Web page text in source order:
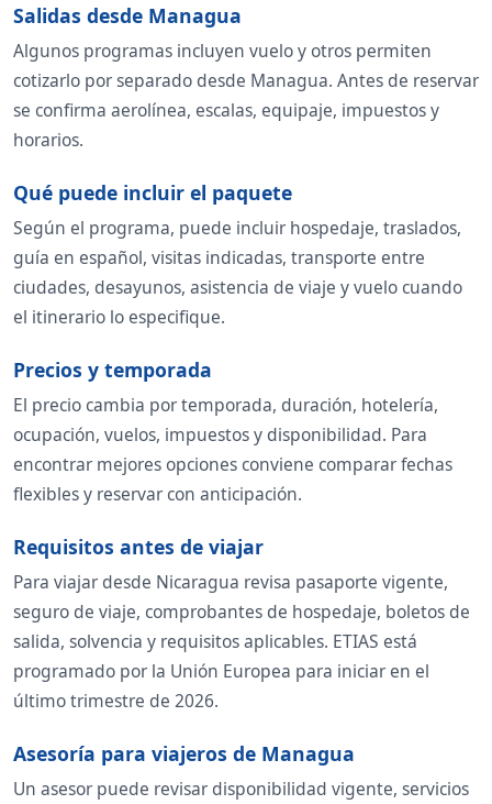
Salidas desde Managua
Algunos programas incluyen vuelo y otros permiten
cotizarlo por separado desde Managua. Antes de reservar
se confirma aerolínea, escalas, equipaje, impuestos y
horarios.
Qué puede incluir el paquete
Según el programa, puede incluir hospedaje, traslados,
guía en español, visitas indicadas, transporte entre
ciudades, desayunos, asistencia de viaje y vuelo cuando
el itinerario lo especifique.
Precios y temporada
El precio cambia por temporada, duración, hotelería,
ocupación, vuelos, impuestos y disponibilidad. Para
encontrar mejores opciones conviene comparar fechas
flexibles y reservar con anticipación.
Requisitos antes de viajar
Para viajar desde Nicaragua revisa pasaporte vigente,
seguro de viaje, comprobantes de hospedaje, boletos de
salida, solvencia y requisitos aplicables. ETIAS está
programado por la Unión Europea para iniciar en el
último trimestre de 2026.
Asesoría para viajeros de Managua
Un asesor puede revisar disponibilidad vigente, servicios